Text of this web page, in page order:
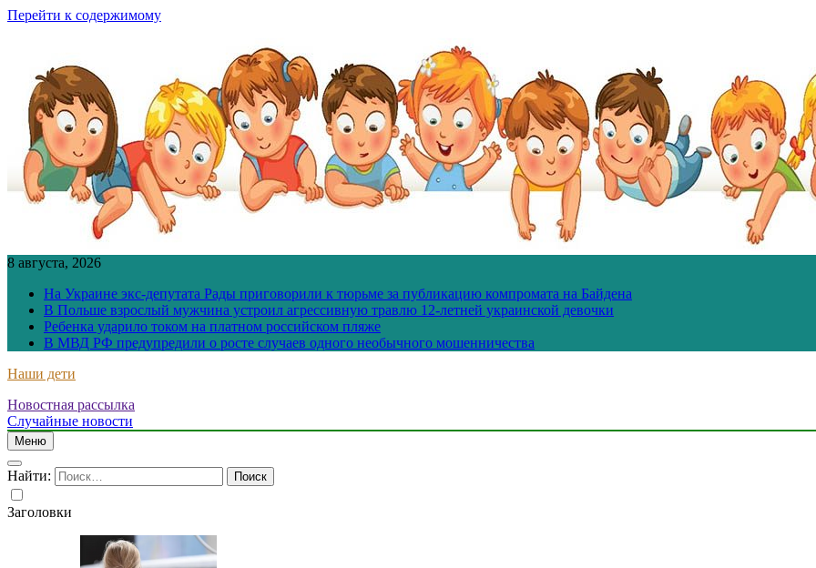
Перейти к содержимому
8 августа, 2026
На Украине экс-депутата Рады приговорили к тюрьме за публикацию компромата на Байдена
В Польше взрослый мужчина устроил агрессивную травлю 12-летней украинской девочки
Ребенка ударило током на платном российском пляже
В МВД РФ предупредили о росте случаев одного необычного мошенничества
Наши дети
Новостная рассылка
Случайные новости
Меню
Найти:
Заголовки